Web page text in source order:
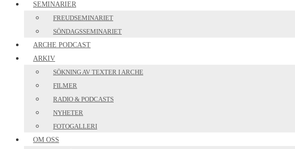
SEMINARIER
FREUDSEMINARIET
SÖNDAGSSEMINARIET
ARCHE PODCAST
ARKIV
SÖKNING AV TEXTER I ARCHE
FILMER
RADIO & PODCASTS
NYHETER
FOTOGALLERI
OM OSS